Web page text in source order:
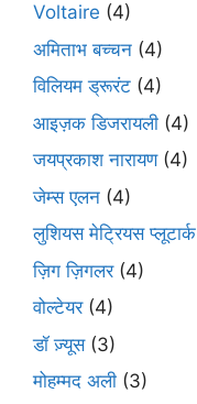
Voltaire (4)
अमिताभ बच्चन (4)
विलियम ड्रूरंट (4)
आइज़क डिजरायली (4)
जयप्रकाश नारायण(4)
जेम्स एलन (4)
लुशियस मेट्रियस प्लूटार्क
ज़िग ज़िगलर(4)
वोल्टेयर(4)
डॉ ज़्यूस(3)
मोहम्मद अली (3)